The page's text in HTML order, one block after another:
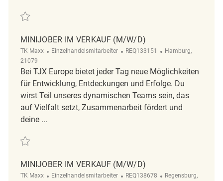
Retten Mitarbeiter im Verkauf m/w/d REQ132100
MINIJOBER IM VERKAUF (M/W/D)
TK Maxx Kategorie
Einzelhandelsmitarbeiter ReqId
REQ133151 Ort
Hamburg,
21079
Bei TJX Europe bietet jeder Tag neue Möglichkeiten
für Entwicklung, Entdeckungen und Erfolge. Du
wirst Teil unseres dynamischen Teams sein, das
auf Vielfalt setzt, Zusammenarbeit fördert und
deine ...
Retten Minijober im Verkauf (m/w/d) REQ133151
MINIJOBER IM VERKAUF (M/W/D)
TK Maxx Kategorie
Einzelhandelsmitarbeiter ReqId
REQ138678 Ort
Regensburg,